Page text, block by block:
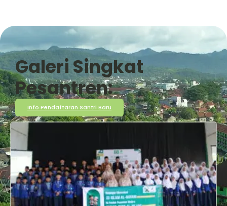
Galeri Singkat
Pesantren:
Info Pendaftaran Santri Baru